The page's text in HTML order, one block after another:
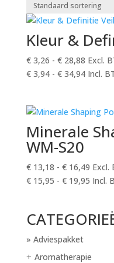
Kleur &
€3,26 - €28,88 Excl.
€3,94- €34,94Incl.
Minerale
WM-S20
€13,18 - €16,49 Excl.
€15,95 - €19,95 Incl.
Adviespakket
+ Aromatherapie